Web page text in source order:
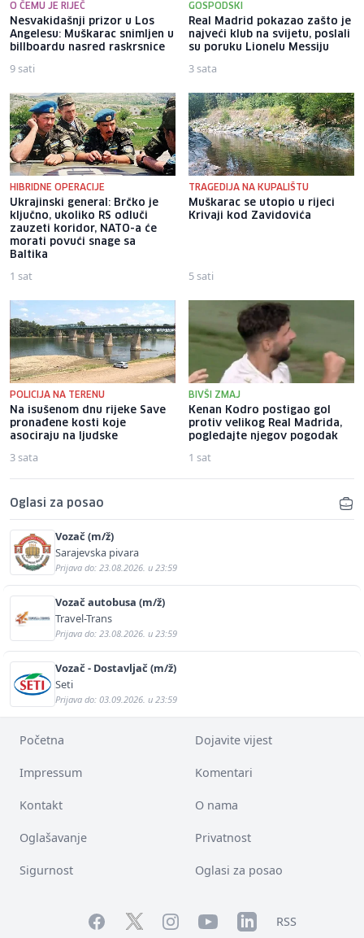
O ČEMU JE RIJEČ
Nesvakidašnji prizor u Los
Angelesu: Muškarac snimljen u
billboardu nasred raskrsnice
9 sati
GOSPODSKI
Real Madrid pokazao zašto je
najveći klub na svijetu, poslali
su poruku Lionelu Messiju
3 sata
HIBRIDNE OPERACIJE
Ukrajinski general: Brčko je
ključno, ukoliko RS odluči
zauzeti koridor, NATO-a će
morati povući snage sa
Baltika
1 sat
TRAGEDIJA NA KUPALIŠTU
Muškarac se utopio u rijeci
Krivaji kod Zavidovića
5 sati
POLICIJA NA TERENU
Na isušenom dnu rijeke Save
pronađene kosti koje
asociraju na ljudske
3 sata
BIVŠI ZMAJ
Kenan Kodro postigao gol
protiv velikog Real Madrida,
pogledajte njegov pogodak
1 sat
Oglasi za posao
Vozač (m/ž)
Sarajevska pivara
Prijava do: 23.08.2026. u 23:59
Vozač autobusa (m/ž)
Travel-Trans
Prijava do: 23.08.2026. u 23:59
Vozač - Dostavljač (m/ž)
Seti
Prijava do: 03.09.2026. u 23:59
Početna Dojavite vijest
Impressum Komentari
Kontakt O nama
Oglašavanje Privatnost
Sigurnost Oglasi za posao
FacebookTwitterInstagramYouTubeLinkedInRSS